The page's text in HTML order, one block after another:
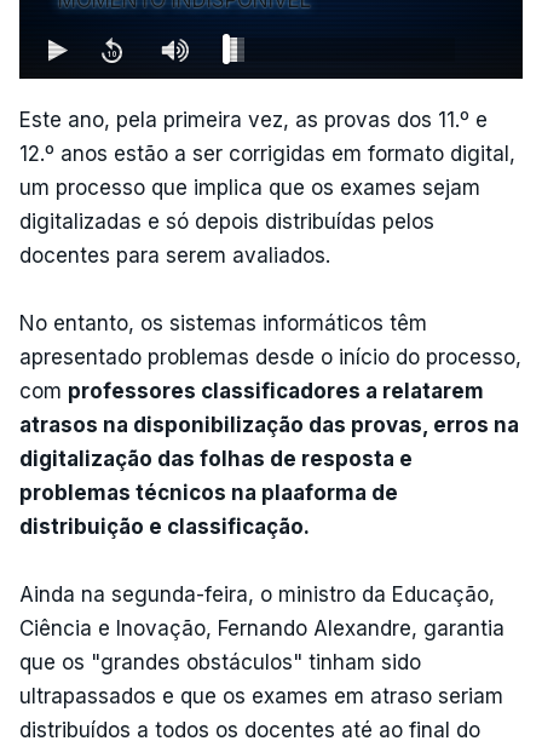
Este ano, pela primeira vez, as provas dos 11.º e
12.º anos estão a ser corrigidas em formato digital,
um processo que implica que os exames sejam
digitalizadas e só depois distribuídas pelos
docentes para serem avaliados.
No entanto, os sistemas informáticos têm
apresentado problemas desde o início do processo,
com professores classificadores a relatarem
atrasos na disponibilização das provas, erros na
digitalização das folhas de resposta e
problemas técnicos na plaaforma de
distribuição e classificação.
Ainda na segunda-feira, o ministro da Educação,
Ciência e Inovação, Fernando Alexandre, garantia
que os "grandes obstáculos" tinham sido
ultrapassados e que os exames em atraso seriam
distribuídos a todos os docentes até ao final do